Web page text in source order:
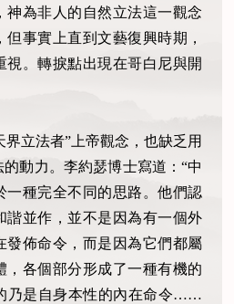
神為非人的自然立法這一觀念
事實上直到文藝復興時期，
視。轉捩點出現在哥白尼與開
界立法者”上帝觀念，也缺乏用
動力。李約瑟博士寫道：“中
一種完全不同的思路。他們認
諧並作，並不是因為有一個外
發佈命令，而是因為它們都屬
，各個部分形成了一種有機的
乃是自身本性的內在命令……